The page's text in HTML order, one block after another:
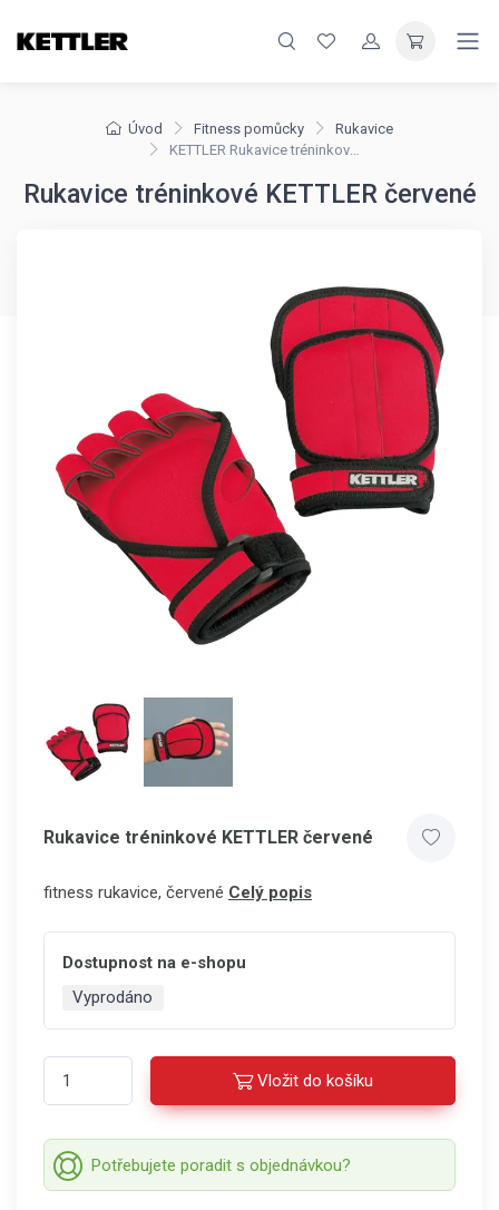
Úvod Fitness pomůcky
Rukavice
KETTLER Rukavice tréninkové červené
Rukavice tréninkové KETTLER červené
Rukavice tréninkové KETTLER červené
fitness rukavice, červené Celý popis
Dostupnost na e-shopu
Vyprodáno
Vložit do košíku
Potřebujete poradit s objednávkou?